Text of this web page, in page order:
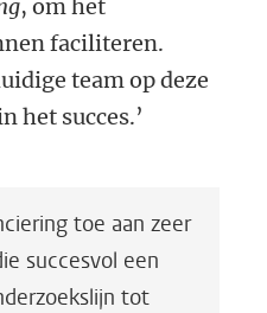
, om het
faciliteren.
team op deze
het succes.’
toe aan zeer
succesvol een
tot